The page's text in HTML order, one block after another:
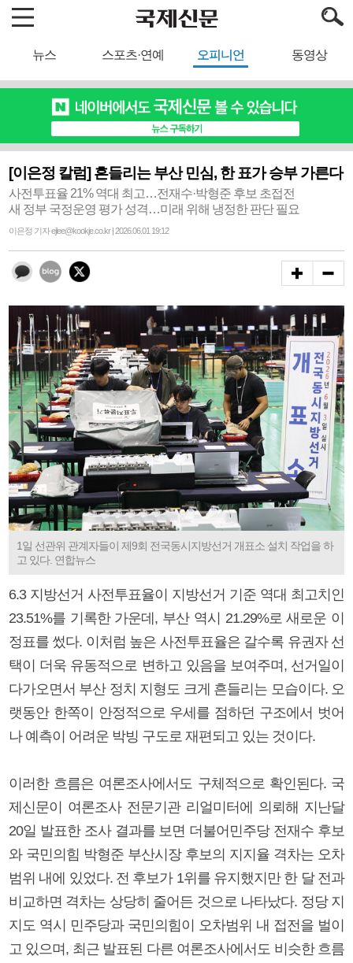
뉴스 스포츠·연예 오피니언 동영상
[이은정 칼럼] 흔들리는 부산 민심, 한 표가 승부 가른다
사전투표율 21% 역대 최고…전재수·박형준 후보 초접전
새 정부 국정운영 평가 성격…미래 위해 냉정한 판단 필요
이은정 기자 ejlee@kookje.co.kr | 2026.06.01 19:12
1일 선관위 관계자들이 제9회 전국동시지방선거 개표소 설치 작업을 하
고 있다. 연합뉴스
6.3 지방선거 사전투표율이 지방선거 기준 역대 최고치인
23.51%를 기록한 가운데, 부산 역시 21.29%로 새로운 이
정표를 썼다. 이처럼 높은 사전투표율은 갈수록 유권자 선
택이 더욱 유동적으로 변하고 있음을 보여주며, 선거일이
다가오면서 부산 정치 지형도 크게 흔들리는 모습이다. 오
랫동안 한쪽이 안정적으로 우세를 점하던 구조에서 벗어
나 예측이 어려운 박빙 구도로 재편되고 있는 것이다.
이러한 흐름은 여론조사에서도 구체적으로 확인된다. 국
제신문이 여론조사 전문기관 리얼미터에 의뢰해 지난달
20일 발표한 조사 결과를 보면 더불어민주당 전재수 후보
와 국민의힘 박형준 부산시장 후보의 지지율 격차는 오차
범위 내에 있었다. 전 후보가 1위를 유지했지만 한 달 전과
비교하면 격차는 상당히 줄어든 것으로 나타났다. 정당 지
지도 역시 민주당과 국민의힘이 오차범위 내 접전을 벌이
고 있으며, 최근 발표된 다른 여론조사에서도 비슷한 흐름